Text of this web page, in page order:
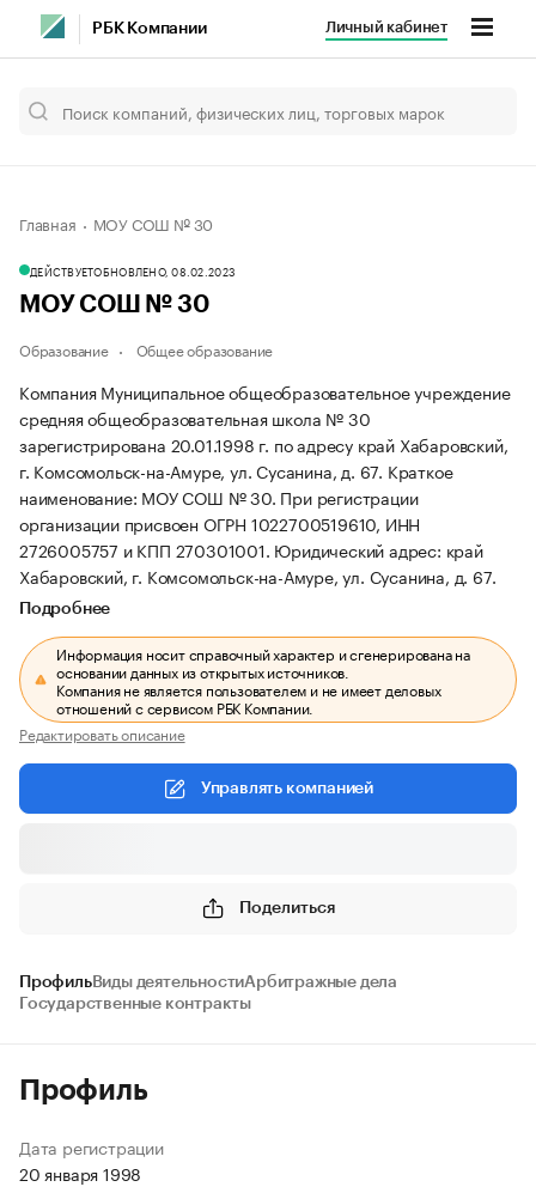
РБК Компании Личный кабинет
Главная МОУ СОШ № 30
ДЕЙСТВУЕТОБНОВЛЕНО, 08.02.2023
МОУ СОШ № 30
Образование Общее образование
Компания Муниципальное общеобразовательное учреждение
средняя общеобразовательная школа № 30
зарегистрирована 20.01.1998 г. по адресу край Хабаровский,
г. Комсомольск-на-Амуре, ул. Сусанина, д. 67. Краткое
наименование: МОУ СОШ № 30. При регистрации
организации присвоен ОГРН 1022700519610, ИНН
2726005757 и КПП 270301001. Юридический адрес: край
Хабаровский, г. Комсомольск-на-Амуре, ул. Сусанина, д. 67.
Подробнее
Информация носит справочный характер и сгенерирована на
основании данных из открытых источников.
Компания не является пользователем и не имеет деловых
отношений с сервисом РБК Компании.
Редактировать описание
Управлять компанией
Поделиться
ПрофильВиды деятельностиАрбитражные дела
Государственные контракты
Профиль
Дата регистрации
20 января 1998